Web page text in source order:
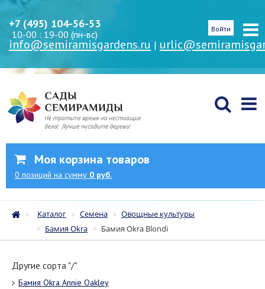
+7 (495) 104-56-53
10-00 : 19-00 (пн-вс)
info@semiramisgardens.ru |
Войти
Моя корзина товаров
0 позиций на сумму 0 руб.
Каталог Семена
Овощные культуры
Бамия Okra
Бамия Okra Blondi
Другие сорта "/"
Бамия Okra Annie Oakley